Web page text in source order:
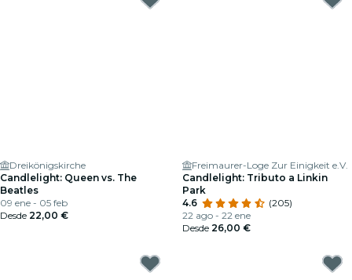
Dreikönigskirche
Candlelight: Queen vs. The
Beatles
09 ene - 05 feb
Desde 22,00 €
Freimaurer-Loge Zur Einigkeit e.V.
Candlelight: Tributo a Linkin
Park
4.6
(205)
22 ago - 22 ene
Desde 26,00 €